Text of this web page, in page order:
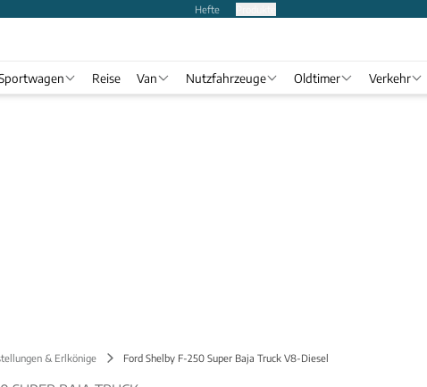
Hefte
Reise Van Nutzfahrzeuge Oldtimer Verkehr
& Erlkönige Ford Shelby F-250 Super Baja Truck V8-Diesel